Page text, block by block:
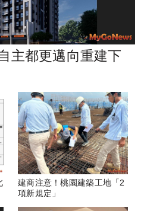
主都更邁向重建下
建商注意！桃園建築工地「2
項新規定」